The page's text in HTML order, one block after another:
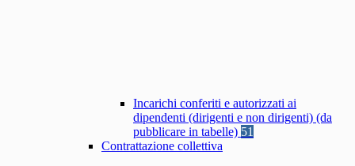
Incarichi conferiti e autorizzati ai
dipendenti (dirigenti e non dirigenti) (da
pubblicare in tabelle) 51
Contrattazione collettiva